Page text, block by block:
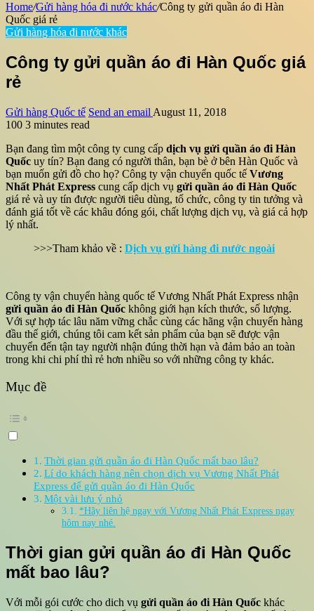
Home/Gửi hàng hóa đi nước khác/Công ty gửi quần áo đi Hàn
Quốc giá rẻ
Gửi hàng hóa đi nước khác
Công ty gửi quần áo đi Hàn Quốc giá
rẻ
Gửi hàng Quốc tế Send an email August 11, 2018
100 3 minutes read
Bạn đang tìm một công ty cung cấp dịch vụ gửi quần áo đi Hàn
Quốc uy tín? Bạn đang có người thân, bạn bè ở bên Hàn Quốc và
bạn muốn gửi đồ cho họ? Công ty vận chuyển quốc tế Vương
Nhất Phát Express cung cấp dịch vụ gửi quần áo đi Hàn Quốc
giá rẻ và uy tín được người tiêu dùng, tổ chức, công ty tin tưởng và
đánh giá tốt về các khâu đóng gói, chất lượng dịch vụ, và giá cả hợp
lý nhất.
>>>Tham khảo về : Dịch vụ gửi hàng đi nước ngoài
Công ty vận chuyển hàng quốc tế Vương Nhất Phát Express nhận
gửi quần áo đi Hàn Quốc không giới hạn kích thước, số lượng.
Với sự hợp tác lâu năm vững chắc cùng các hãng vận chuyển hàng
đầu thế giới, chúng tôi cam kết sản phẩm của bạn sẽ được vận
chuyển đến tận tay người nhận đúng thời hạn và đảm bảo an toàn
trong khi chi phí thì rẻ hơn nhiều so với những công ty khác.
Mục đề
Thời gian gửi quần áo đi Hàn Quốc mất bao lâu?
Lí do khách hàng nên chọn dịch vụ Vương Nhất Phát
Express để gửi quần áo đi Hàn Quốc
Một vài lưu ý nhỏ
*Hãy liên hệ ngay với Vương Nhất Phát Express ngay
hôm nay nhé.
Thời gian gửi quần áo đi Hàn Quốc
mất bao lâu?
Với mỗi gói cước cho dich vụ gửi quần áo đi Hàn Quốc khác